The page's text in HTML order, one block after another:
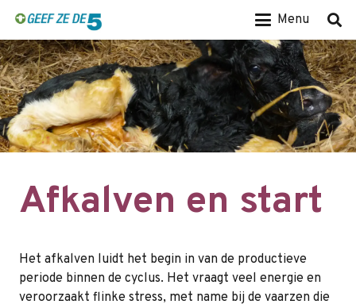
Menu
Afkalven en start
Het afkalven luidt het begin in van de productieve
periode binnen de cyclus. Het vraagt veel energie en
veroorzaakt flinke stress, met name bij de vaarzen die